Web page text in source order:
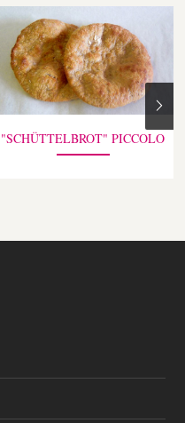
"SCHÜTTELBROT" PICCOLO